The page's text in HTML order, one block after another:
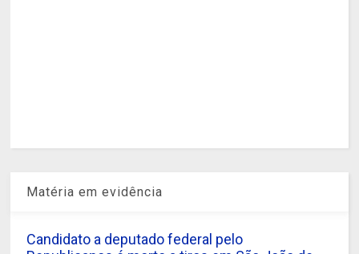
Matéria em evidência
Candidato a deputado federal pelo